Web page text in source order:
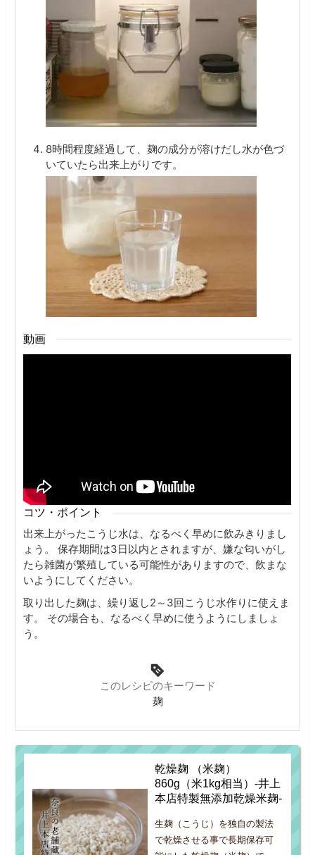
8時間程度経過して、麹の成分が溶けだし水が色づ
いていたら出来上がりです。
動画
コツ・ポイント
出来上がったこうじ水は、なるべく早めに飲みきりまし
ょう。
保存期間は3日以内とされますが、嫌な匂いがし
たら雑菌が繁殖している可能性がありますので、飲まな
いようにしてください。
取り出した麹は、繰り返し2～3回こうじ水作りに使えま
す。
その場合も、なるべく早めに使うようにしましょ
う。
このレシピのキーワード
麹
乾燥麹 （米麹）
860g（米1kg相当）-井上
本店特製無添加乾燥米麹-
生麹（こうじ）を独自の製法
で乾燥させる事で長期保存可